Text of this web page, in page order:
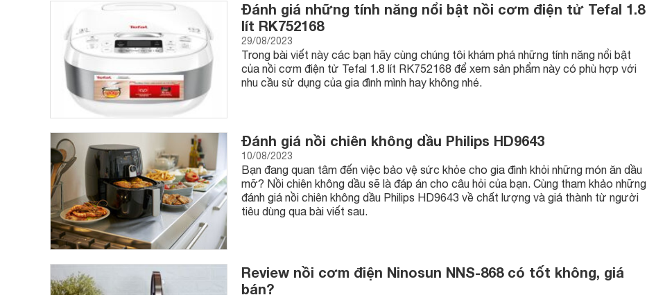
Đánh giá những tính năng nổi bật nồi cơm điện tử Tefal 1.8
lít RK752168
29/08/2023
Trong bài viết này các bạn hãy cùng chúng tôi khám phá những tính năng nổi bật
của nồi cơm điện tử Tefal 1.8 lít RK752168 để xem sản phẩm này có phù hợp với
nhu cầu sử dụng của gia đình mình hay không nhé.
Đánh giá nồi chiên không dầu Philips HD9643
10/08/2023
Bạn đang quan tâm đến việc bảo vệ sức khỏe cho gia đình khỏi những món ăn dầu
mỡ? Nồi chiên không dầu sẽ là đáp án cho câu hỏi của bạn. Cùng tham khảo những
đánh giá nồi chiên không dầu Philips HD9643 về chất lượng và giá thành từ người
tiêu dùng qua bài viết sau.
Review nồi cơm điện Ninosun NNS-868 có tốt không, giá
bán?